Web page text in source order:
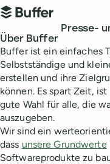
Hauptnavigation
Buffer
Presse-
Über Buffer
Buffer ist ein einfaches
Selbstständige und
erstellen und ihre
können. Es spart Zeit,
gute Wahl für alle, die
auszugeben.
Wir sind ein
dass unsere Grundwerte
Softwareprodukte zu